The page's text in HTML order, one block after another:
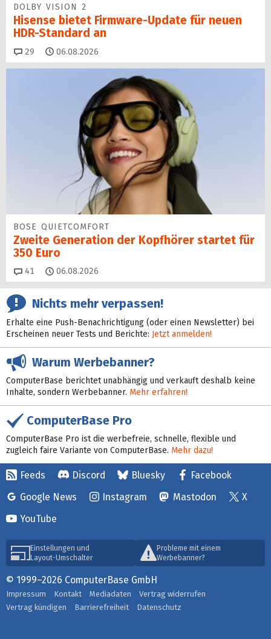
DOLBY VISION 2
Hisense bietet Firmware-Update für neuen
HDR-Standard an
29 Kommentare
06.08.2026
BOSE QUIETCOMFORT
Zweite Generation der Kopfhörer startet für
350 Euro
41 Kommentare
06.08.2026
Nichts mehr verpassen!
Erhalte eine Push-Benachrichtigung (oder einen Newsletter) bei
Erscheinen neuer Tests und Berichte: Jetzt anmelden!
Warum Werbebanner?
ComputerBase berichtet unabhängig und verkauft deshalb keine
Inhalte, sondern Werbebanner. Mehr erfahren!
ComputerBase Pro
ComputerBase Pro ist die werbefreie, schnelle, flexible und
zugleich faire Variante von ComputerBase. Mehr dazu!
Feeds Discord Bluesky
Facebook
Google News
Instagram Mastodon
X
YouTube
Einstellungen und
Layout-Umschalter
Probleme mit einem
Werbebanner?
© 1999–2026 ComputerBase GmbH
Impressum Kontakt Mediadaten
Vertrag widerrufen
Vertrag kündigen
Barrierefreiheit Datenschutz